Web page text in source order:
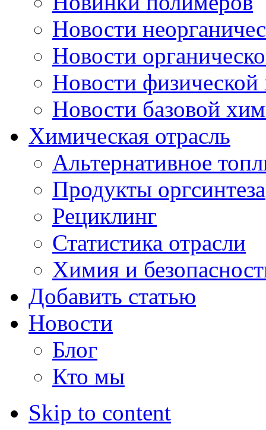
Новости
Новости
Новости
Новости базовой
Химическая отрасль
Альтернативное
Продукты оргсинтеза
Рециклинг
Статистика отрасли
Химия и
Добавить статью
Новости
Блог
Кто мы
Skip to content